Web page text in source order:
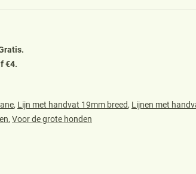
€4.
, Lijn met handvat 19mm breed, Lijnen met
, Voor de grote honden